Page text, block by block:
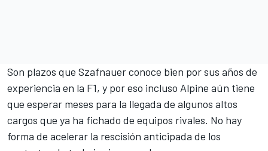
Son plazos que Szafnauer conoce bien por sus años de
experiencia en la F1, y por eso incluso Alpine aún tiene
que esperar meses para la llegada de algunos altos
cargos que ya ha fichado de equipos rivales. No hay
forma de acelerar la rescisión anticipada de los